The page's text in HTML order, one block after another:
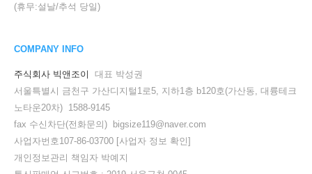
(휴무:설날/추석 당일)
COMPANY INFO
주식회사 빅앤조이
대표 박성권
서울특별시 금천구 가산디지털1로5, 지하1층 b120호(가산동, 대륭테크
노타운20차) 1588-9145
fax 수신차단(전화문의) bigsize119@naver.com
사업자번호107-86-03700 [사업자 정보 확인]
개인정보관리 책임자 박예지